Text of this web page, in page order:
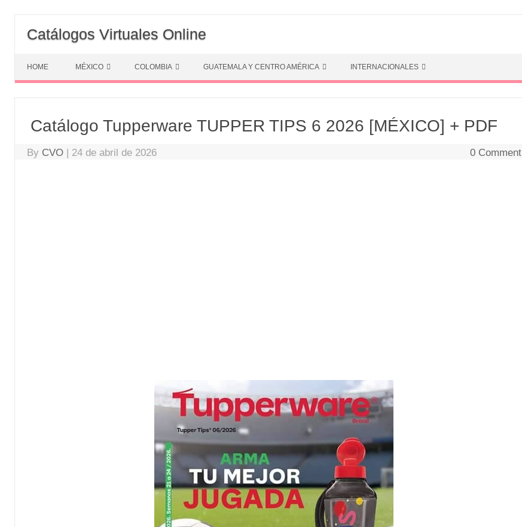
content
Catálogos Virtuales Online
HOME MÉXICO COLOMBIA GUATEMALA Y CENTRO AMÉRICA INTERNACIONALES
Catálogo Tupperware TUPPER TIPS 6 2026 [MÉXICO] + PDF
By CVO | 24 de abril de 2026 0 Comment